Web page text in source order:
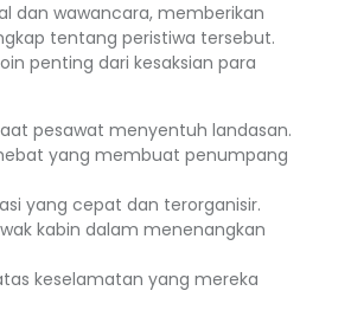
dan wawancara, memberikan
tentang peristiwa tersebut.
penting dari kesaksian para
pesawat menyentuh landasan.
yang membuat penumpang
yang cepat dan terorganisir.
kabin dalam menenangkan
keselamatan yang mereka